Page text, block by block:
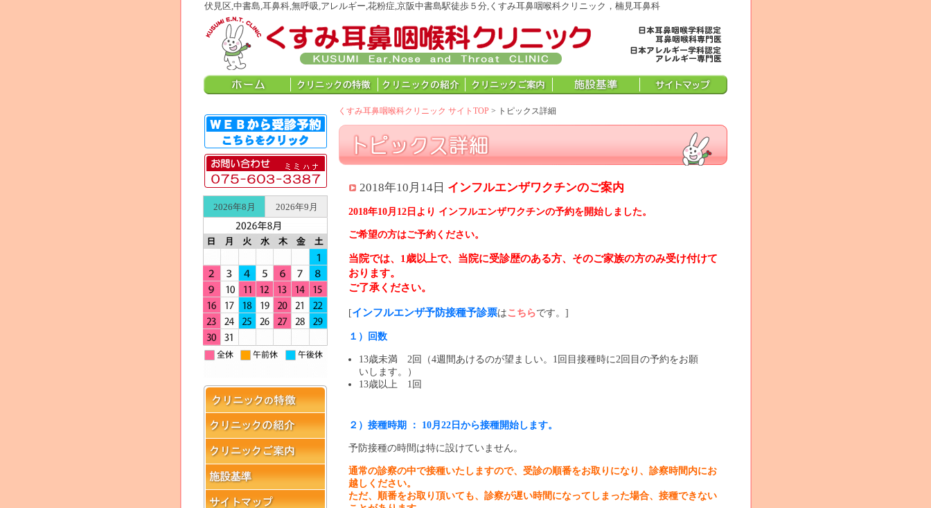
伏見区,中書島,耳鼻科,無呼吸,アレルギー,花粉症,京阪中書島駅徒歩５分,くすみ耳鼻咽喉科クリニック，楠見耳鼻科
2026年8月 2026年9月
くすみ耳鼻咽喉科クリニック サイトTOP > トピックス詳細
2018年10月14日 インフルエンザワクチンのご案内
2018年10月12日より インフルエンザワクチンの予約を開始しました。
ご希望の方はご予約ください。
当院では、1歳以上で、当院に受診歴のある方、そのご家族の方のみ受け付けて
おります。
ご了承ください。
[インフルエンザ予防接種予診票はこちらです。]
１）回数
13歳未満 2回（4週間あけるのが望ましい。1回目接種時に2回目の予約をお願
いします。）
13歳以上 1回
２）接種時期 ： 10月22日から接種開始します。
予防接種の時間は特に設けていません。
通常の診察の中で接種いたしますので、受診の順番をお取りになり 、診察時間内にお
越しください。
ただ、順番をお取り頂いても、診察が遅い時間になってしまった場合、接種できない